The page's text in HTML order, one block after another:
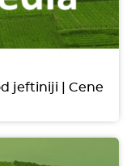
jeftiniji | Cene